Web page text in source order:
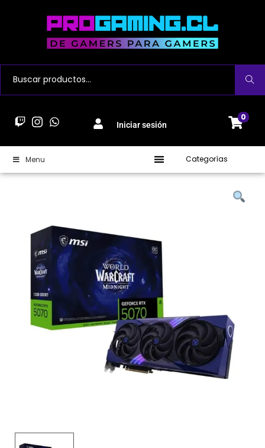
Buscar
Iniciar sesión
0
Menu Categorías